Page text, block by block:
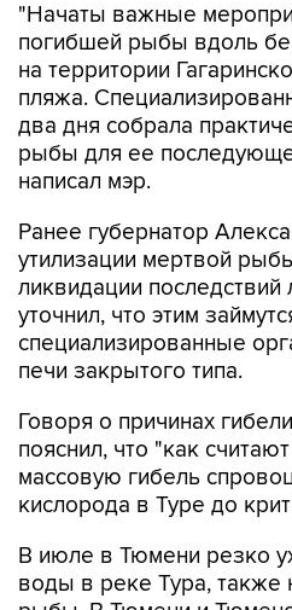
"Начаты важные
погибшей рыбы вдоль
на территории
пляжа.
два дня собрала
рыбы для ее
написал мэр.
Ранее губернатор
утилизации мертвой
ликвидации
уточнил, что этим
специализированные
печи закрытого типа.
Говоря о причинах
пояснил, что "как
массовую гибель
кислорода в Туре до
В июле в Тюмени резко
воды в реке Тура, также